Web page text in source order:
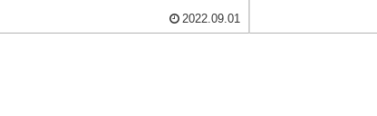
す。急速充電事情その1 : ZESP3 シンプ
ルプランは非常用だ！まず、ZESP3シン
2022.09.01
フ)ZESP3とはゼロ
ート・プログ...